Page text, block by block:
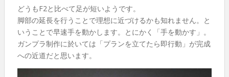
どうもF2と比べて足が短いようです。
脚部の延長を行うことで理想に近づけるかも知れません。と
いうことで早速手を動かします。とにかく「手を動かす」。
ガンプラ制作に於いては「プランを立てたら即行動」が完成
への近道だと思います。